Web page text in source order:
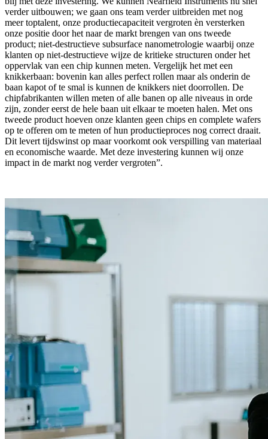
verder uitbouwen; we gaan ons team verder uitbreiden met nog
meer toptalent, onze productiecapaciteit vergroten èn versterken
onze positie door het naar de markt brengen van ons tweede
product; niet-destructieve subsurface nanometrologie waarbij onze
klanten op niet-destructieve wijze de kritieke structuren onder het
oppervlak van een chip kunnen meten. Vergelijk het met een
knikkerbaan: bovenin kan alles perfect rollen maar als onderin de
baan kapot of te smal is kunnen de knikkers niet doorrollen. De
chipfabrikanten willen meten of alle banen op alle niveaus in orde
zijn, zonder eerst de hele baan uit elkaar te moeten halen. Met ons
tweede product hoeven onze klanten geen chips en complete wafers
op te offeren om te meten of hun productieproces nog correct draait.
Dit levert tijdswinst op maar voorkomt ook verspilling van materiaal
en economische waarde. Met deze investering kunnen wij onze
impact in de markt nog verder vergroten”.